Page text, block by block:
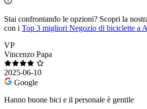
Stai confrontando le opzioni? Scopri la
con i Top 3 migliori Negozio di biciclette a
VP
Vincenzo Papa
2025-06-10
Google
Hanno buone bici e il personale è gentile